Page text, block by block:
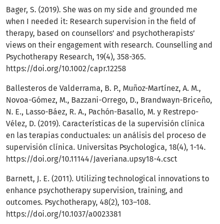
Bager, S. (2019). She was on my side and grounded me
when I needed it: Research supervision in the field of
therapy, based on counsellors’ and psychotherapists’
views on their engagement with research. Counselling and
Psychotherapy Research, 19(4), 358-365.
https://doi.org/10.1002/capr.12258
Ballesteros de Valderrama, B. P., Muñoz-Martínez, A. M.,
Novoa-Gómez, M., Bazzani-Orrego, D., Brandwayn-Briceño,
N. E., Lasso-Báez, R. A., Pachón-Basallo, M. y Restrepo-
Vélez, D. (2019). Características de la supervisión clínica
en las terapias conductuales: un análisis del proceso de
supervisión clínica. Universitas Psychologica, 18(4), 1-14.
https://doi.org/10.11144/Javeriana.upsy18-4.csct
Barnett, J. E. (2011). Utilizing technological innovations to
enhance psychotherapy supervision, training, and
outcomes. Psychotherapy, 48(2), 103–108.
https://doi.org/10.1037/a0023381